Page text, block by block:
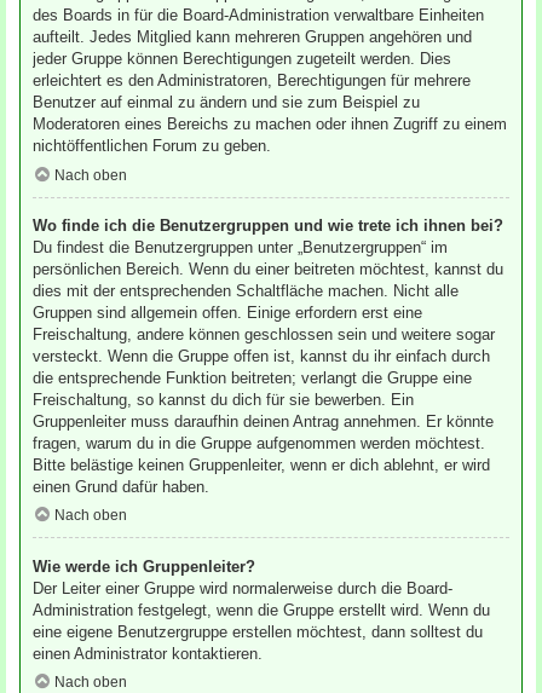
des Boards in für die Board-Administration verwaltbare Einheiten
aufteilt. Jedes Mitglied kann mehreren Gruppen angehören und
jeder Gruppe können Berechtigungen zugeteilt werden. Dies
erleichtert es den Administratoren, Berechtigungen für mehrere
Benutzer auf einmal zu ändern und sie zum Beispiel zu
Moderatoren eines Bereichs zu machen oder ihnen Zugriff zu einem
nichtöffentlichen Forum zu geben.
Nach oben
Wo finde ich die Benutzergruppen und wie trete ich ihnen bei?
Du findest die Benutzergruppen unter „Benutzergruppen“ im
persönlichen Bereich. Wenn du einer beitreten möchtest, kannst du
dies mit der entsprechenden Schaltfläche machen. Nicht alle
Gruppen sind allgemein offen. Einige erfordern erst eine
Freischaltung, andere können geschlossen sein und weitere sogar
versteckt. Wenn die Gruppe offen ist, kannst du ihr einfach durch
die entsprechende Funktion beitreten; verlangt die Gruppe eine
Freischaltung, so kannst du dich für sie bewerben. Ein
Gruppenleiter muss daraufhin deinen Antrag annehmen. Er könnte
fragen, warum du in die Gruppe aufgenommen werden möchtest.
Bitte belästige keinen Gruppenleiter, wenn er dich ablehnt, er wird
einen Grund dafür haben.
Nach oben
Wie werde ich Gruppenleiter?
Der Leiter einer Gruppe wird normalerweise durch die Board-
Administration festgelegt, wenn die Gruppe erstellt wird. Wenn du
eine eigene Benutzergruppe erstellen möchtest, dann solltest du
einen Administrator kontaktieren.
Nach oben